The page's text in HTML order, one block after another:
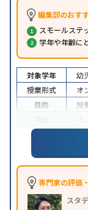
編集部のおす
スモールステ
学年や年齢に
対象学年 幼
授業形式
オ
目的
授
専門家の評価
スタ